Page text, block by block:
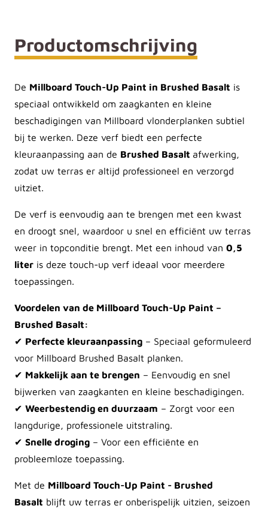
Productomschrijving
De Millboard Touch-Up Paint in Brushed Basalt is
speciaal ontwikkeld om zaagkanten en kleine
beschadigingen van Millboard vlonderplanken subtiel
bij te werken. Deze verf biedt een perfecte
kleuraanpassing aan de Brushed Basalt afwerking,
zodat uw terras er altijd professioneel en verzorgd
uitziet.
De verf is eenvoudig aan te brengen met een kwast
en droogt snel, waardoor u snel en efficiënt uw terras
weer in topconditie brengt. Met een inhoud van 0,5
liter is deze touch-up verf ideaal voor meerdere
toepassingen.
Voordelen van de Millboard Touch-Up Paint –
Brushed Basalt:
✔ Perfecte kleuraanpassing – Speciaal geformuleerd
voor Millboard Brushed Basalt planken.
✔ Makkelijk aan te brengen – Eenvoudig en snel
bijwerken van zaagkanten en kleine beschadigingen.
✔ Weerbestendig en duurzaam – Zorgt voor een
langdurige, professionele uitstraling.
✔ Snelle droging – Voor een efficiënte en
probleemloze toepassing.
Met de Millboard Touch-Up Paint - Brushed
Basalt blijft uw terras er onberispelijk uitzien, seizoen